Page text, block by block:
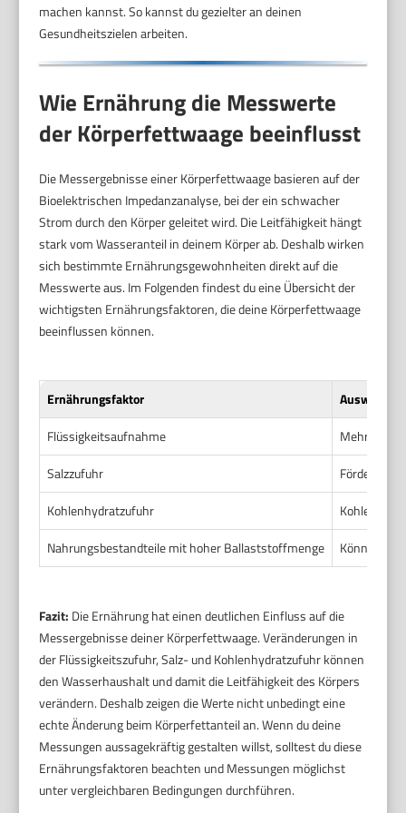
machen kannst. So kannst du gezielter an deinen
Gesundheitszielen arbeiten.
Wie Ernährung die Messwerte
der Körperfettwaage beeinflusst
Die Messergebnisse einer Körperfettwaage basieren auf der
Bioelektrischen Impedanzanalyse, bei der ein schwacher
Strom durch den Körper geleitet wird. Die Leitfähigkeit hängt
stark vom Wasseranteil in deinem Körper ab. Deshalb wirken
sich bestimmte Ernährungsgewohnheiten direkt auf die
Messwerte aus. Im Folgenden findest du eine Übersicht der
wichtigsten Ernährungsfaktoren, die deine Körperfettwaage
beeinflussen können.
Ernährungsfaktor
Flüssigkeitsaufnahme
Mehr
Salzzufuhr
Fördert
Kohlenhydratzufuhr
Nahrungsbestandteile mit hoher Ballaststoffmenge
Können
Fazit: Die Ernährung hat einen deutlichen Einfluss auf die
Messergebnisse deiner Körperfettwaage. Veränderungen in
der Flüssigkeitszufuhr, Salz- und Kohlenhydratzufuhr können
den Wasserhaushalt und damit die Leitfähigkeit des Körpers
verändern. Deshalb zeigen die Werte nicht unbedingt eine
echte Änderung beim Körperfettanteil an. Wenn du deine
Messungen aussagekräftig gestalten willst, solltest du diese
Ernährungsfaktoren beachten und Messungen möglichst
unter vergleichbaren Bedingungen durchführen.